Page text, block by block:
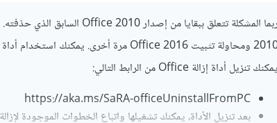
يمكنك تنزيل أداة إزالة Office من الرابط التالي:
https://aka.ms/SaRA-officeUninstallFromPC